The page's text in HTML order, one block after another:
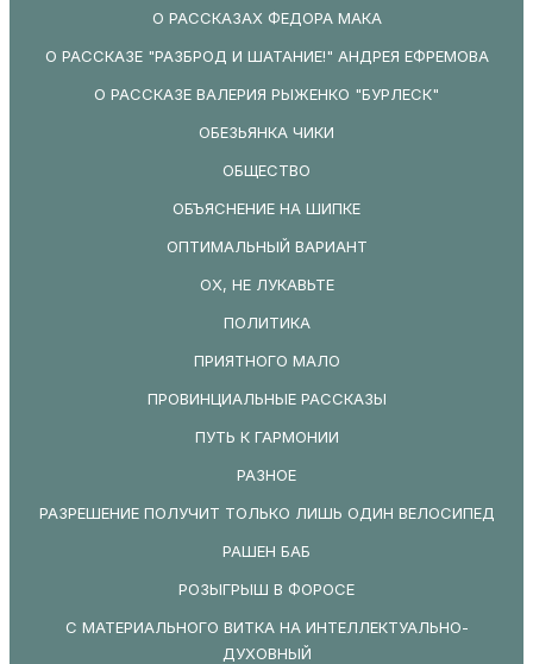
О РАССКАЗАХ ФЕДОРА МАКА
О РАССКАЗЕ "РАЗБРОД И ШАТАНИЕ!" АНДРЕЯ ЕФРЕМОВА
О РАССКАЗЕ ВАЛЕРИЯ РЫЖЕНКО "БУРЛЕСК"
ОБЕЗЬЯНКА ЧИКИ
ОБЩЕСТВО
ОБЪЯСНЕНИЕ НА ШИПКЕ
ОПТИМАЛЬНЫЙ ВАРИАНТ
ОХ, НЕ ЛУКАВЬТЕ
ПОЛИТИКА
ПРИЯТНОГО МАЛО
ПРОВИНЦИАЛЬНЫЕ РАССКАЗЫ
ПУТЬ К ГАРМОНИИ
РАЗНОЕ
РАЗРЕШЕНИЕ ПОЛУЧИТ ТОЛЬКО ЛИШЬ ОДИН ВЕЛОСИПЕД
РАШЕН БАБ
РОЗЫГРЫШ В ФОРОСЕ
С МАТЕРИАЛЬНОГО ВИТКА НА ИНТЕЛЛЕКТУАЛЬНО-
ДУХОВНЫЙ